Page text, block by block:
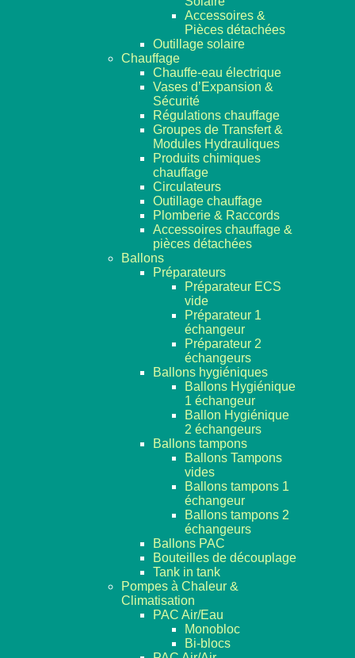
Accessoires &
Pièces détachées
Outillage solaire
Chauffage
Chauffe-eau électrique
Vases d’Expansion &
Sécurité
Régulations chauffage
Groupes de Transfert &
Modules Hydrauliques
Produits chimiques
chauffage
Circulateurs
Outillage chauffage
Plomberie & Raccords
Accessoires chauffage &
pièces détachées
Ballons
Préparateurs
Préparateur ECS
vide
Préparateur 1
échangeur
Préparateur 2
échangeurs
Ballons hygiéniques
Ballons Hygiénique
1 échangeur
Ballon Hygiénique
2 échangeurs
Ballons tampons
Ballons Tampons
vides
Ballons tampons 1
échangeur
Ballons tampons 2
échangeurs
Ballons PAC
Bouteilles de découplage
Tank in tank
Pompes à Chaleur &
Climatisation
PAC Air/Eau
Monobloc
Bi-blocs